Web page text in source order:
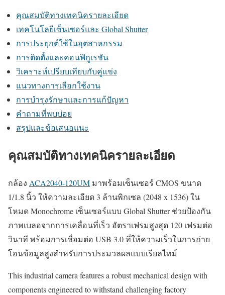
คุณสมบัติทางเทคนิครายละเอียด
เทคโนโลยีเซ็นเซอร์และ Global Shutter
การประยุกต์ใช้ในอุตสาหกรรม
การติดตั้งและคอนฟิกูเรชัน
วิเคราะห์เปรียบเทียบกับคู่แข่ง
แนวทางการเลือกใช้งาน
การบำรุงรักษาและการแก้ปัญหา
คำถามที่พบบ่อย
สรุปและข้อเสนอแนะ
คุณสมบัติทางเทคนิครายละเอียด
กล้อง ACA2040-120UM มาพร้อมเซ็นเซอร์ CMOS ขนาด
1/1.8 นิ้ว ให้ความละเอียด 3 ล้านพิกเซล (2048 x 1536) ใน
โหมด Monochrome เซ็นเซอร์แบบ Global Shutter ช่วยป้องกัน
ภาพเบลอจากการเคลื่อนที่เร็ว อัตราเฟรมสูงสุด 120 เฟรมต่อ
วินาที พร้อมการเชื่อมต่อ USB 3.0 ที่ให้ความเร็วในการถ่าย
โอนข้อมูลสูงสำหรับการประมวลผลแบบเรียลไทม์
This industrial camera features a robust mechanical design with
components engineered to withstand challenging factory